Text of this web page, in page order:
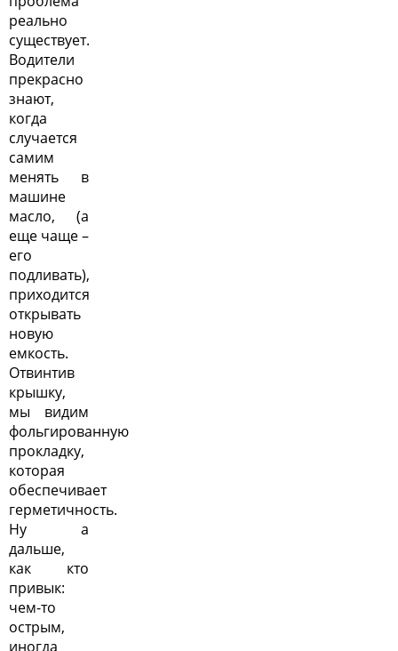
реально
существует.
Водители
прекрасно
знают,
когда
случается
самим
менять в
машине
масло, (а
еще чаще –
его
подливать),
приходится
открывать
новую
емкость.
Отвинтив
крышку,
мы видим
фольгированную
прокладку,
которая
обеспечивает
герметичность.
Ну а
дальше,
как кто
привык:
чем-то
острым,
иногда